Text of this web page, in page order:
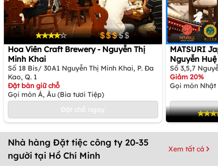
Hoa Viên Craft Brewery - Nguyễn Thị
Minh Khai
Số 18 Bis/ 30A1 Nguyễn Thị Minh Khai, P. Đa
Kao, Q. 1
Đặt bàn giữ chỗ
Gọi món Á, Âu (Bia tươi Tiệp)
Đặt chỗ ngay
MATSURI
Nguyễn Huệ
Số 3,5,7
Giảm 20%
Gọi món Nhật
Nhà hàng Đặt tiệc công ty 20-35
người tại Hồ Chí Minh
Xem tất cả